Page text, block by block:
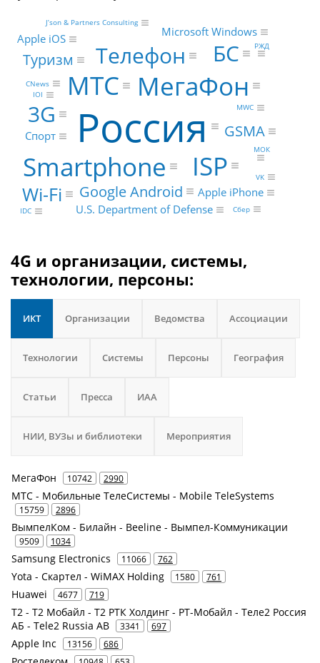
Россия
МегаФон
МТС
Smartphone ISP
3G
БС
Телефон
Wi-Fi
Туризм
Google Android
GSMA
Спорт
U.S. Department of Defense
Apple iPhone
Apple iOS
Microsoft Windows
CNews
MWC
IOI
VK
IDC
J’son & Partners Consulting
МОК
Сбер
РЖД
4G и организации, системы,
технологии, персоны:
ИКТ Организации Ведомства Ассоциации
Технологии Системы Персоны География
Статьи Пресса ИАА
НИИ, ВУЗы и библиотеки Мероприятия
МегаФон 10742 2990
МТС - Мобильные ТелеСистемы - Mobile TeleSystems
15759 2896
ВымпелКом - Билайн - Beeline - Вымпел-Коммуникации
9509 1034
Samsung Electronics 11066 762
Yota - Скартел - WiMAX Holding 1580 761
Huawei 4677 719
Т2 - Т2 Мобайл - Т2 РТК Холдинг - РТ-Мобайл - Теле2 Россия
АБ - Tele2 Russia AB
3341 697
Apple Inc 13156 686